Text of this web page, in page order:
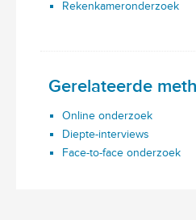
Rekenkameronderzoek
Gerelateerde
Online onderzoek
Diepte-interviews
Face-to-face onderzoek